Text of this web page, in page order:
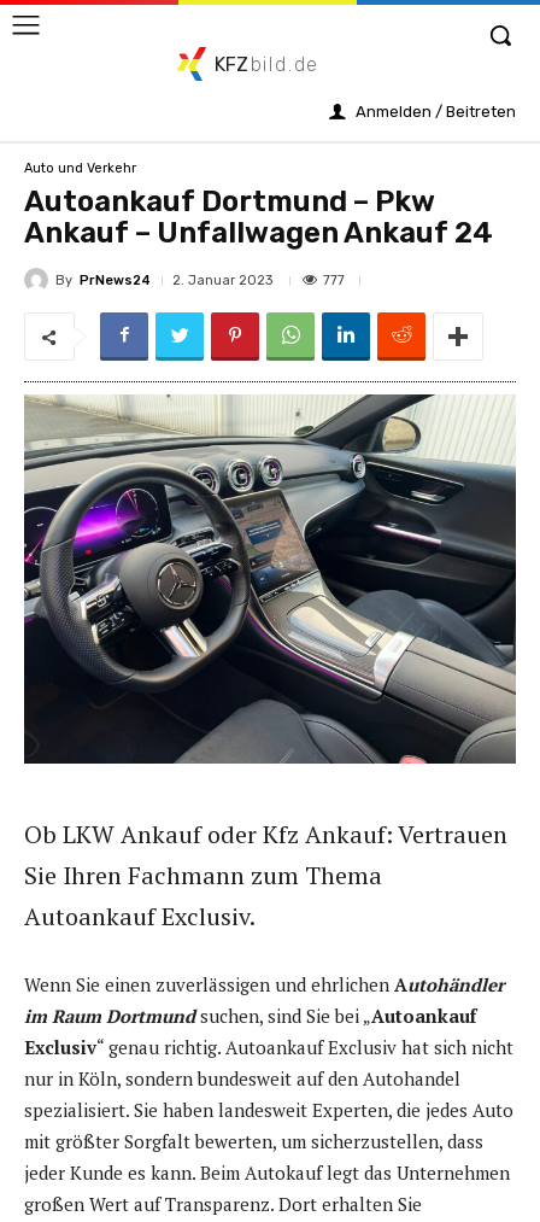
KFZ bild.de
Anmelden / Beitreten
Auto und Verkehr
Autoankauf Dortmund – Pkw
Ankauf – Unfallwagen Ankauf 24
By PrNews24 2. Januar 2023 777
Ob LKW Ankauf oder Kfz Ankauf: Vertrauen
Sie Ihren Fachmann zum Thema
Autoankauf Exclusiv.
Wenn Sie einen zuverlässigen und ehrlichen Autohändler
im Raum Dortmund suchen, sind Sie bei „Autoankauf
Exclusiv“ genau richtig. Autoankauf Exclusiv hat sich nicht
nur in Köln, sondern bundesweit auf den Autohandel
spezialisiert. Sie haben landesweit Experten, die jedes Auto
mit größter Sorgfalt bewerten, um sicherzustellen, dass
jeder Kunde es kann. Beim Autokauf legt das Unternehmen
großen Wert auf Transparenz. Dort erhalten Sie